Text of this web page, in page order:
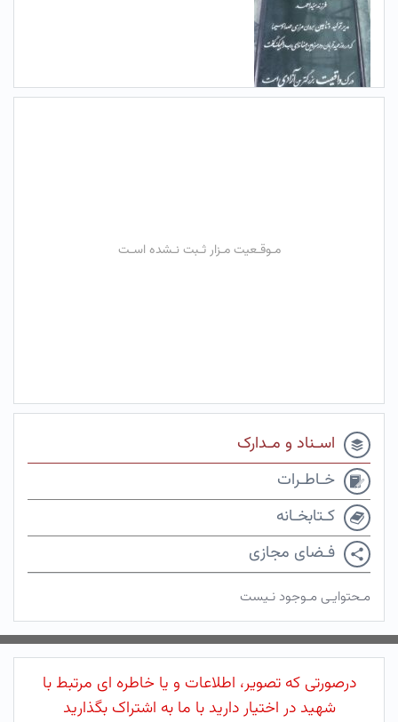
مـوقـعیت مـزار ثـبت نـشده اسـت
اسـناد و مـدارک
خـاطـرات
کـتابخـانه
فـضای مجازی
مـحتوایـی مـوجود نـیست
درصورتی که تصویر، اطلاعات و یا خاطره ای مرتبط با
شهید در اختیار دارید با ما به اشتراک بگذارید